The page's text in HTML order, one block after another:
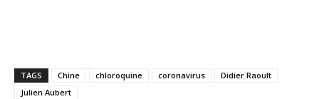
TAGS Chine chloroquine coronavirus
Didier Raoult
Julien Aubert